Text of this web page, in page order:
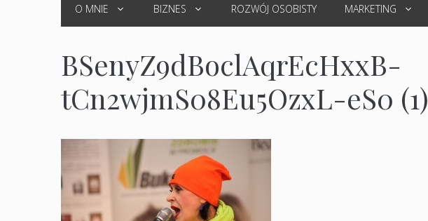
O MNIE BIZNES ROZWÓJ OSOBISTY MARKETING
BSenyZ9dBoclAqrEcHxxB-
tCn2wjmS08Eu5OzxL-eS0 (1)